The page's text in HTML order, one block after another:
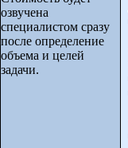
озвучена
специалистом сразу
после определение
объема и целей
задачи.